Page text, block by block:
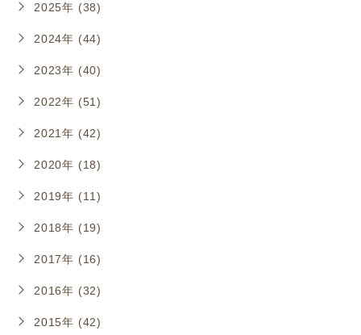
2025年 (38)
2024年 (44)
2023年 (40)
2022年 (51)
2021年 (42)
2020年 (18)
2019年 (11)
2018年 (19)
2017年 (16)
2016年 (32)
2015年 (42)